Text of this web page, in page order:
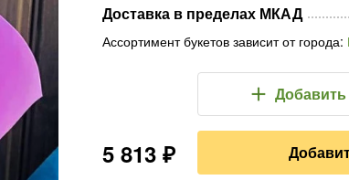
Доставка в пределах МКАД
Ассортимент букетов зависит от города:
5 813 ₽